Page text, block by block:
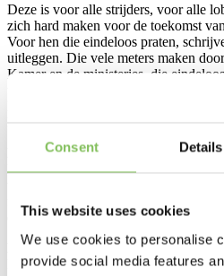
Consent Details
This website uses cookies
We use cookies to personalise
provide social media features
Deze is voor alle strijders, voor alle
zich hard maken voor de toekomst
Voor hen die eindeloos praten,
uitleggen. Die vele meters maken
Kamer en de ministeries, die
waar gepraat wordt. Gepraat over
En over ‘zo niet langer’. Voor
Dankjewel!
Dankjewel dat jij blijft gaan voor een
doen.
En nu actie!
Maar na al dat praten, zitten,